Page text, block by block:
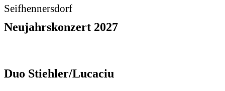
Seifhennersdorf
Neujahrskonzert 2027
Duo Stiehler/Lucaciu